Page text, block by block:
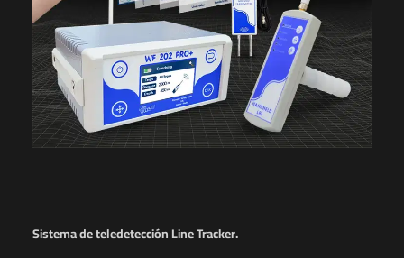
Sistema de teledetección Line Tracker.